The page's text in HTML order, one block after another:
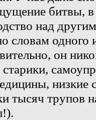
битвы,
над
словам одного
он
низкие
тысяч трупов